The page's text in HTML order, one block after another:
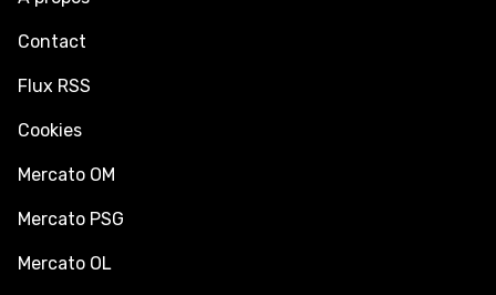
Contact
Flux RSS
Cookies
Mercato OM
Mercato PSG
Mercato OL